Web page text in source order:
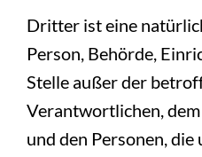
Dritter ist eine
Person, Behörde,
Stelle außer der
Verantwortlichen,
und den Personen, die